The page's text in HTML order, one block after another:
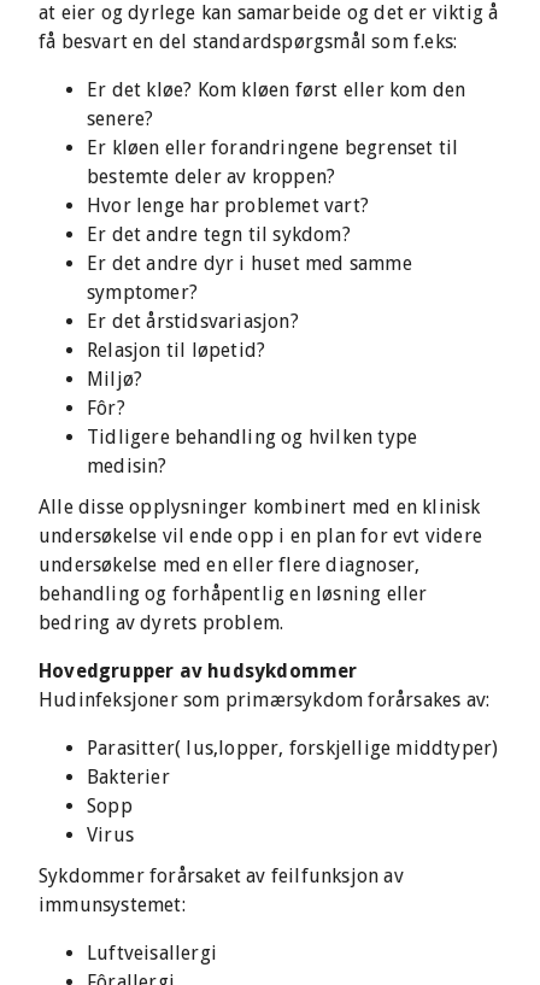
at eier og dyrlege kan samarbeide og det er viktig å
få besvart en del standardspørgsmål som f.eks:
Er det kløe? Kom kløen først eller kom den
senere?
Er kløen eller forandringene begrenset til
bestemte deler av kroppen?
Hvor lenge har problemet vart?
Er det andre tegn til sykdom?
Er det andre dyr i huset med samme
symptomer?
Er det årstidsvariasjon?
Relasjon til løpetid?
Miljø?
Fôr?
Tidligere behandling og hvilken type
medisin?
Alle disse opplysninger kombinert med en klinisk
undersøkelse vil ende opp i en plan for evt videre
undersøkelse med en eller flere diagnoser,
behandling og forhåpentlig en løsning eller
bedring av dyrets problem.
Hovedgrupper av hudsykdommer
Hudinfeksjoner som primærsykdom forårsakes av:
Parasitter( lus,lopper, forskjellige middtyper)
Bakterier
Sopp
Virus
Sykdommer forårsaket av feilfunksjon av
immunsystemet:
Luftveisallergi